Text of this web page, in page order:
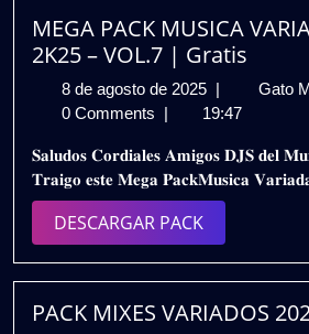
MEGA PACK MUSICA
2K25 – VOL.7 | Gratis
8 de agosto de 2025 8
de
de
2025
| Gato
0 Comments | 19:47
𝐒𝐚𝐥𝐮𝐝𝐨𝐬 𝐂𝐨𝐫𝐝𝐢𝐚𝐥𝐞𝐬 𝐀𝐦𝐢𝐠𝐨𝐬 𝐃𝐉𝐒 𝐝𝐞𝐥
𝐓𝐫𝐚𝐢𝐠𝐨 𝐞𝐬𝐭𝐞 𝐌𝐞𝐠𝐚 𝐏𝐚𝐜𝐤𝐌𝐮𝐬𝐢𝐜𝐚
DESCARGAR PACKDESCARGAR
PACK
PACK MIXES VARIADOS